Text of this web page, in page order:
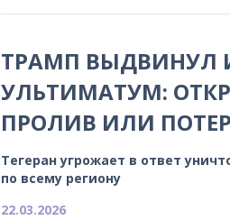
ТРАМП ВЫДВИНУЛ
УЛЬТИМАТУМ:
ПРОЛИВ ИЛИ
Тегеран угрожает в ответ
по всему региону
22.03.2026